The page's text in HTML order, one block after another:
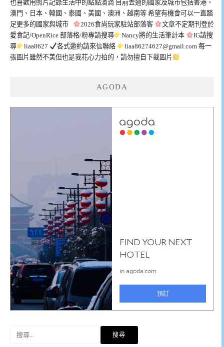
也喜歡用照片記錄生活中的點點滴滴 目前去過的國家及城市包括香港、
澳門、日本、韓國、泰國、美國、澳洲、越南等 希望有機會可以一直踏
足更多的國家與城市
2026食尚玩家駐站部落客
文章不定期刊登於
愛食記/OpenRice 部落格/粉專請搜尋
Nancy將的生活筆計本
IG請搜
尋
liaa8627 各式邀約請來信聯絡 liaa86274627@gmail.com每一
張圖片雖然不美但也是我花心力拍的，請勿擅自下載圖片
AGODA